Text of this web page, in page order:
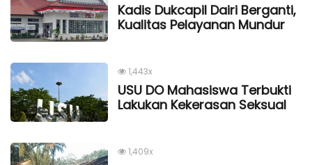
Kadis Dukcapil Dairi Berganti,
Kualitas Pelayanan Mundur
1,443x
USU DO Mahasiswa Terbukti
Lakukan Kekerasan Seksual
1,409x